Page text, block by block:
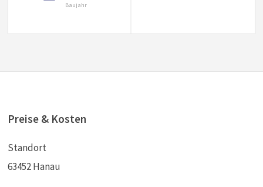
Baujahr
Preise & Kosten
Standort
63452 Hanau